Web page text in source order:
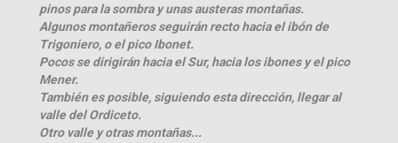
pinos para la sombra y unas austeras montañas.
Algunos montañeros seguirán recto hacia el ibón de
Trigoniero, o el pico Ibonet.
Pocos se dirigirán hacia el Sur, hacia los ibones y el pico
Mener.
También es posible, siguiendo esta dirección, llegar al
valle del Ordiceto.
Otro valle y otras montañas...